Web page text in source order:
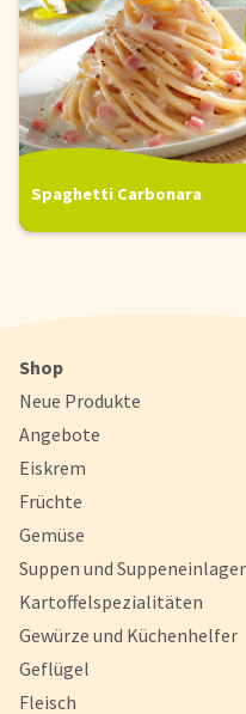
Spaghetti Carbonara
Shop
Neue Produkte
Angebote
Eiskrem
Früchte
Gemüse
Suppen und
Kartoffelspezialitäten
Gewürze und Küchenhelfer
Geflügel
Fleisch
Um unsere Webseiten
verbessern, sowie zur
Chat-Funktion
'Alle akzeptieren'
'Konfigurieren' können
wollen. Weitere
Datenschutzerklärung.